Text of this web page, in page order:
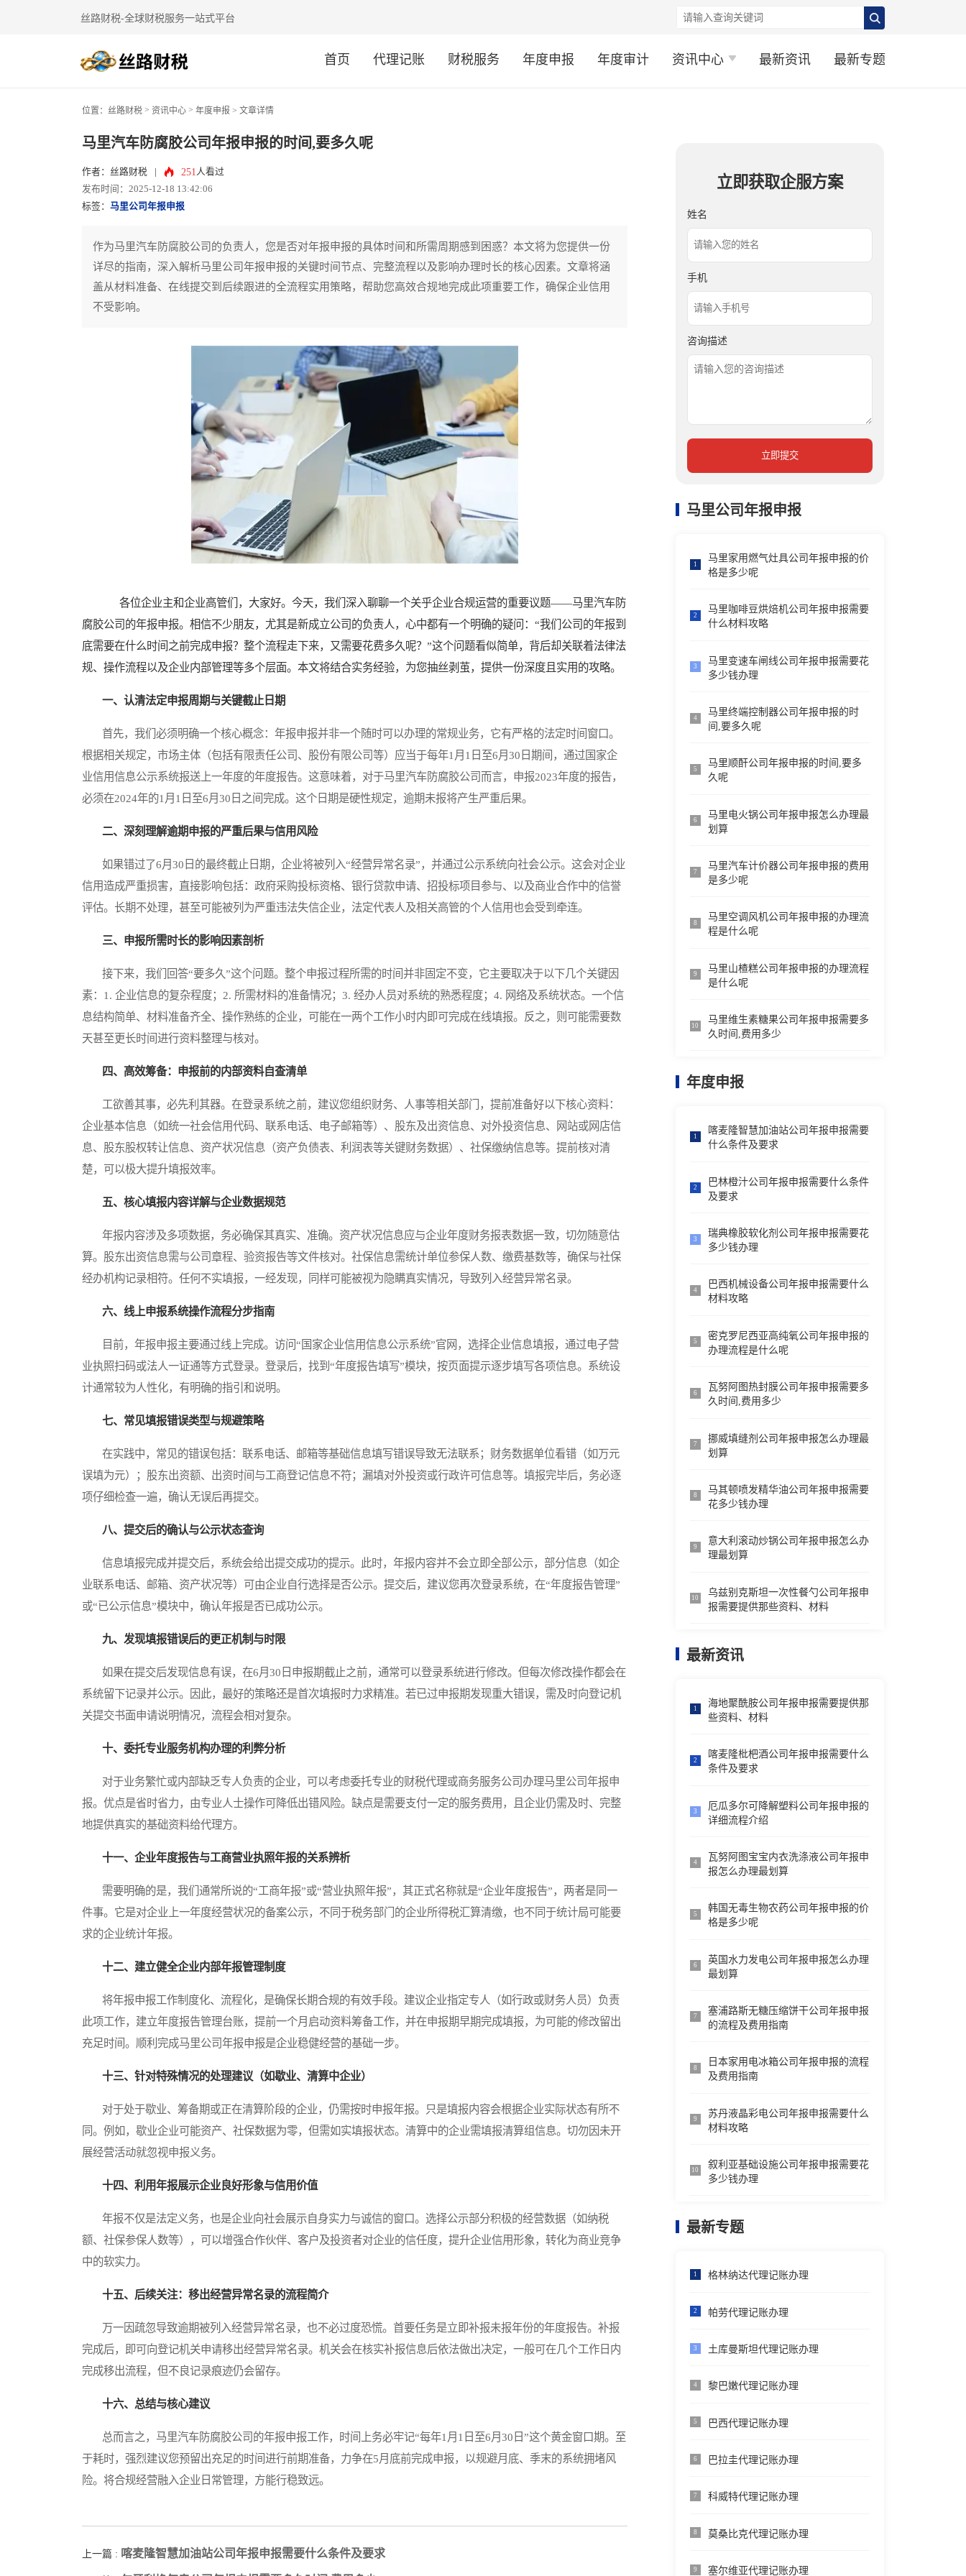
丝路财税-全球财税服务一站式平台
首页 代理记账 财税服务 年度申报 年度审计 资讯中心 最新资讯 最新专题
位置： 丝路财税 > 资讯中心 > 年度申报 > 文章详情
马里汽车防腐胶公司年报申报的时间,要多久呢
作者：丝路财税 251 人看过
发布时间：2025-12-18 13:42:06
标签： 马里公司年报申报
作为马里汽车防腐胶公司的负责人，您是否对年报申报的具体时间和所需周期感到困惑？本文将为您提供一份
详尽的指南，深入解析马里公司年报申报的关键时间节点、完整流程以及影响办理时长的核心因素。文章将涵
盖从材料准备、在线提交到后续跟进的全流程实用策略，帮助您高效合规地完成此项重要工作，确保企业信用
不受影响。
各位企业主和企业高管们，大家好。今天，我们深入聊聊一个关乎企业合规运营的重要议题——马里汽车防
腐胶公司的年报申报。相信不少朋友，尤其是新成立公司的负责人，心中都有一个明确的疑问：“我们公司的年报到
底需要在什么时间之前完成申报？整个流程走下来，又需要花费多久呢？”这个问题看似简单，背后却关联着法律法
规、操作流程以及企业内部管理等多个层面。本文将结合实务经验，为您抽丝剥茧，提供一份深度且实用的攻略。
一、认清法定申报周期与关键截止日期
首先，我们必须明确一个核心概念：年报申报并非一个随时可以办理的常规业务，它有严格的法定时间窗口。
根据相关规定，市场主体（包括有限责任公司、股份有限公司等）应当于每年1月1日至6月30日期间，通过国家企
业信用信息公示系统报送上一年度的年度报告。这意味着，对于马里汽车防腐胶公司而言，申报2023年度的报告，
必须在2024年的1月1日至6月30日之间完成。这个日期是硬性规定，逾期未报将产生严重后果。
二、深刻理解逾期申报的严重后果与信用风险
如果错过了6月30日的最终截止日期，企业将被列入“经营异常名录”，并通过公示系统向社会公示。这会对企业
信用造成严重损害，直接影响包括：政府采购投标资格、银行贷款申请、招投标项目参与、以及商业合作中的信誉
评估。长期不处理，甚至可能被列为严重违法失信企业，法定代表人及相关高管的个人信用也会受到牵连。
三、申报所需时长的影响因素剖析
接下来，我们回答“要多久”这个问题。整个申报过程所需的时间并非固定不变，它主要取决于以下几个关键因
素：1. 企业信息的复杂程度；2. 所需材料的准备情况；3. 经办人员对系统的熟悉程度；4. 网络及系统状态。一个信
息结构简单、材料准备齐全、操作熟练的企业，可能在一两个工作小时内即可完成在线填报。反之，则可能需要数
天甚至更长时间进行资料整理与核对。
四、高效筹备：申报前的内部资料自查清单
工欲善其事，必先利其器。在登录系统之前，建议您组织财务、人事等相关部门，提前准备好以下核心资料：
企业基本信息（如统一社会信用代码、联系电话、电子邮箱等）、股东及出资信息、对外投资信息、网站或网店信
息、股东股权转让信息、资产状况信息（资产负债表、利润表等关键财务数据）、社保缴纳信息等。提前核对清
楚，可以极大提升填报效率。
五、核心填报内容详解与企业数据规范
年报内容涉及多项数据，务必确保其真实、准确。资产状况信息应与企业年度财务报表数据一致，切勿随意估
算。股东出资信息需与公司章程、验资报告等文件核对。社保信息需统计单位参保人数、缴费基数等，确保与社保
经办机构记录相符。任何不实填报，一经发现，同样可能被视为隐瞒真实情况，导致列入经营异常名录。
六、线上申报系统操作流程分步指南
目前，年报申报主要通过线上完成。访问“国家企业信用信息公示系统”官网，选择企业信息填报，通过电子营
业执照扫码或法人一证通等方式登录。登录后，找到“年度报告填写”模块，按页面提示逐步填写各项信息。系统设
计通常较为人性化，有明确的指引和说明。
七、常见填报错误类型与规避策略
在实践中，常见的错误包括：联系电话、邮箱等基础信息填写错误导致无法联系；财务数据单位看错（如万元
误填为元）；股东出资额、出资时间与工商登记信息不符；漏填对外投资或行政许可信息等。填报完毕后，务必逐
项仔细检查一遍，确认无误后再提交。
八、提交后的确认与公示状态查询
信息填报完成并提交后，系统会给出提交成功的提示。此时，年报内容并不会立即全部公示，部分信息（如企
业联系电话、邮箱、资产状况等）可由企业自行选择是否公示。提交后，建议您再次登录系统，在“年度报告管理”
或“已公示信息”模块中，确认年报是否已成功公示。
九、发现填报错误后的更正机制与时限
如果在提交后发现信息有误，在6月30日申报期截止之前，通常可以登录系统进行修改。但每次修改操作都会在
系统留下记录并公示。因此，最好的策略还是首次填报时力求精准。若已过申报期发现重大错误，需及时向登记机
关提交书面申请说明情况，流程会相对复杂。
十、委托专业服务机构办理的利弊分析
对于业务繁忙或内部缺乏专人负责的企业，可以考虑委托专业的财税代理或商务服务公司办理马里公司年报申
报。优点是省时省力，由专业人士操作可降低出错风险。缺点是需要支付一定的服务费用，且企业仍需及时、完整
地提供真实的基础资料给代理方。
十一、企业年度报告与工商营业执照年报的关系辨析
需要明确的是，我们通常所说的“工商年报”或“营业执照年报”，其正式名称就是“企业年度报告”，两者是同一
件事。它是对企业上一年度经营状况的备案公示，不同于税务部门的企业所得税汇算清缴，也不同于统计局可能要
求的企业统计年报。
十二、建立健全企业内部年报管理制度
将年报申报工作制度化、流程化，是确保长期合规的有效手段。建议企业指定专人（如行政或财务人员）负责
此项工作，建立年度报告管理台账，提前一个月启动资料筹备工作，并在申报期早期完成填报，为可能的修改留出
充足时间。顺利完成马里公司年报申报是企业稳健经营的基础一步。
十三、针对特殊情况的处理建议（如歇业、清算中企业）
对于处于歇业、筹备期或正在清算阶段的企业，仍需按时申报年报。只是填报内容会根据企业实际状态有所不
同。例如，歇业企业可能资产、社保数据为零，但需如实填报状态。清算中的企业需填报清算组信息。切勿因未开
展经营活动就忽视申报义务。
十四、利用年报展示企业良好形象与信用价值
年报不仅是法定义务，也是企业向社会展示自身实力与诚信的窗口。选择公示部分积极的经营数据（如纳税
额、社保参保人数等），可以增强合作伙伴、客户及投资者对企业的信任度，提升企业信用形象，转化为商业竞争
中的软实力。
十五、后续关注：移出经营异常名录的流程简介
万一因疏忽导致逾期被列入经营异常名录，也不必过度恐慌。首要任务是立即补报未报年份的年度报告。补报
完成后，即可向登记机关申请移出经营异常名录。机关会在核实补报信息后依法做出决定，一般可在几个工作日内
完成移出流程，但不良记录痕迹仍会留存。
十六、总结与核心建议
总而言之，马里汽车防腐胶公司的年报申报工作，时间上务必牢记“每年1月1日至6月30日”这个黄金窗口期。至
于耗时，强烈建议您预留出充足的时间进行前期准备，力争在5月底前完成申报，以规避月底、季末的系统拥堵风
险。将合规经营融入企业日常管理，方能行稳致远。
上一篇 : 喀麦隆智慧加油站公司年报申报需要什么条件及要求
立即获取企服方案
姓名
手机
咨询描述
立即提交
马里公司年报申报
1
马里家用燃气灶具公司年报申报的价
格是多少呢
2
马里咖啡豆烘焙机公司年报申报需要
什么材料攻略
3
马里变速车闸线公司年报申报需要花
多少钱办理
4
马里终端控制器公司年报申报的时
间,要多久呢
5
马里顺酐公司年报申报的时间,要多
久呢
6
马里电火锅公司年报申报怎么办理最
划算
7
马里汽车计价器公司年报申报的费用
是多少呢
8
马里空调风机公司年报申报的办理流
程是什么呢
9
马里山楂糕公司年报申报的办理流程
是什么呢
10
马里维生素糖果公司年报申报需要多
久时间,费用多少
年度申报
1
喀麦隆智慧加油站公司年报申报需要
什么条件及要求
2
巴林橙汁公司年报申报需要什么条件
及要求
3
瑞典橡胶软化剂公司年报申报需要花
多少钱办理
4
巴西机械设备公司年报申报需要什么
材料攻略
5
密克罗尼西亚高纯氧公司年报申报的
办理流程是什么呢
6
瓦努阿图热封膜公司年报申报需要多
久时间,费用多少
7
挪威填缝剂公司年报申报怎么办理最
划算
8
马其顿喷发精华油公司年报申报需要
花多少钱办理
9
意大利滚动炒锅公司年报申报怎么办
理最划算
10
乌兹别克斯坦一次性餐勺公司年报申
报需要提供那些资料、材料
最新资讯
1
海地聚酰胺公司年报申报需要提供那
些资料、材料
2
喀麦隆枇杷酒公司年报申报需要什么
条件及要求
3
厄瓜多尔可降解塑料公司年报申报的
详细流程介绍
4
瓦努阿图宝宝内衣洗涤液公司年报申
报怎么办理最划算
5
韩国无毒生物农药公司年报申报的价
格是多少呢
6
英国水力发电公司年报申报怎么办理
最划算
7
塞浦路斯无糖压缩饼干公司年报申报
的流程及费用指南
8
日本家用电冰箱公司年报申报的流程
及费用指南
9
苏丹液晶彩电公司年报申报需要什么
材料攻略
10
叙利亚基础设施公司年报申报需要花
多少钱办理
最新专题
1 格林纳达代理记账办理
2 帕劳代理记账办理
3 土库曼斯坦代理记账办理
4 黎巴嫩代理记账办理
5 巴西代理记账办理
6 巴拉圭代理记账办理
7 科威特代理记账办理
8 莫桑比克代理记账办理
9 塞尔维亚代理记账办理